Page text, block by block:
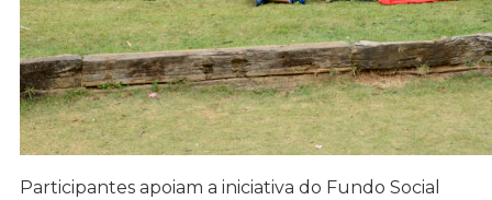
Participantes apoiam a iniciativa do Fundo Social